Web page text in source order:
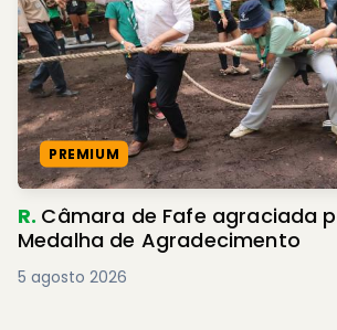
PREMIUM
R. Câmara de Fafe agraciada pelo
Medalha de Agradecimento
5 agosto 2026